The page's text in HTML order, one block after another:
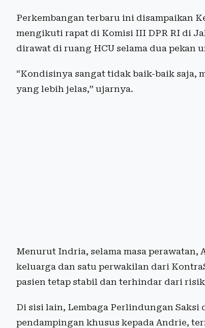
Perkembangan terbaru ini disampaikan
mengikuti rapat di Komisi III DPR RI di
dirawat di ruang HCU selama dua pekan
“Kondisinya sangat tidak baik-baik saja,
yang lebih jelas,” ujarnya.
Menurut Indria, selama masa
keluarga dan satu perwakilan dari
pasien tetap stabil dan terhindar dari
Di sisi lain, Lembaga Perlindungan Saksi
pendampingan khusus kepada Andrie,